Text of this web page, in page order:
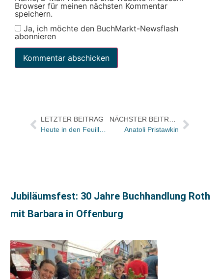
Browser für meinen nächsten Kommentar
speichern.
Ja, ich möchte den BuchMarkt-Newsflash
abonnieren
LETZTER BEITRAG
Heute in den Feuilletons: u.a. Anselm Kiefer im Gespräch
Anatoli Pristawkin
Jubiläumsfest: 30 Jahre Buchhandlung Roth
mit Barbara in Offenburg